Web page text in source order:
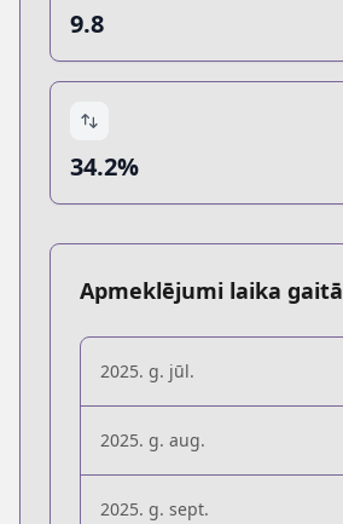
9.8
34.2%
Apmeklējumi laika gaitā
2025. g. jūl.
2025. g. aug.
2025. g. sept.